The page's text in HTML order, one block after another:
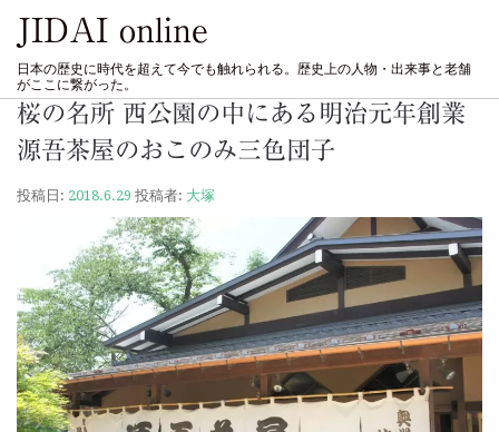
JIDAI online
日本の歴史に時代を超えて今でも触れられる。歴史上の人物・出来事と老舗
がここに繋がった。
桜の名所 西公園の中にある明治元年創業
源吾茶屋のおこのみ三色団子
投稿日: 2018.6.29 投稿者: 大塚